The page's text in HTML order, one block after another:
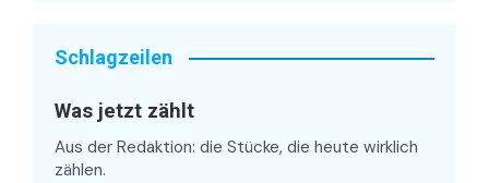
Schlagzeilen
Was jetzt zählt
Aus der Redaktion: die Stücke, die heute wirklich
zählen.